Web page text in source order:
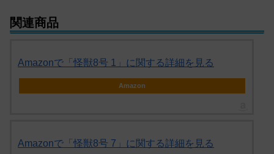
関連商品
Amazonで「怪獣8号 1」に関する詳細を見る
Amazon
Amazonで「怪獣8号 7」に関する詳細を見る